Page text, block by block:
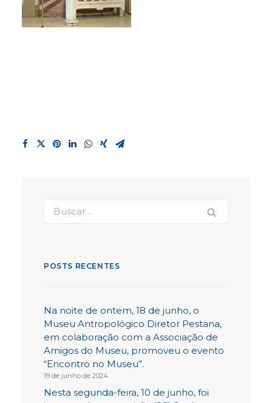
POSTS RECENTES
Na noite de ontem, 18 de junho, o
Museu Antropológico Diretor Pestana,
em colaboração com a Associação de
Amigos do Museu, promoveu o evento
“Encontro no Museu”.
19 de junho de 2024
Nesta segunda-feira, 10 de junho, foi